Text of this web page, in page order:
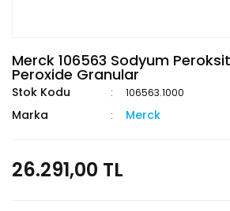
Merck 106563 Sodyum
Peroxide Granular
Stok Kodu 106563.1000
Marka Merck
26.291,00 TL